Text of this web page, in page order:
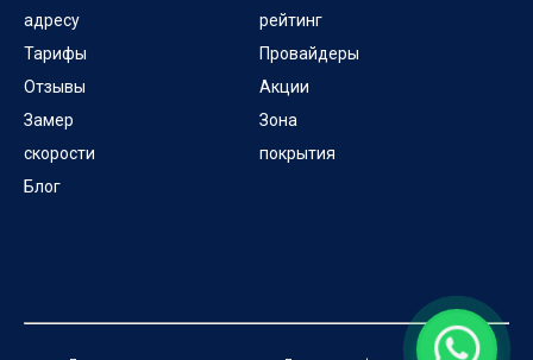
адресу
Тарифы
Отзывы
Замер
скорости
Блог
рейтинг
Провайдеры
Акции
Зона
покрытия